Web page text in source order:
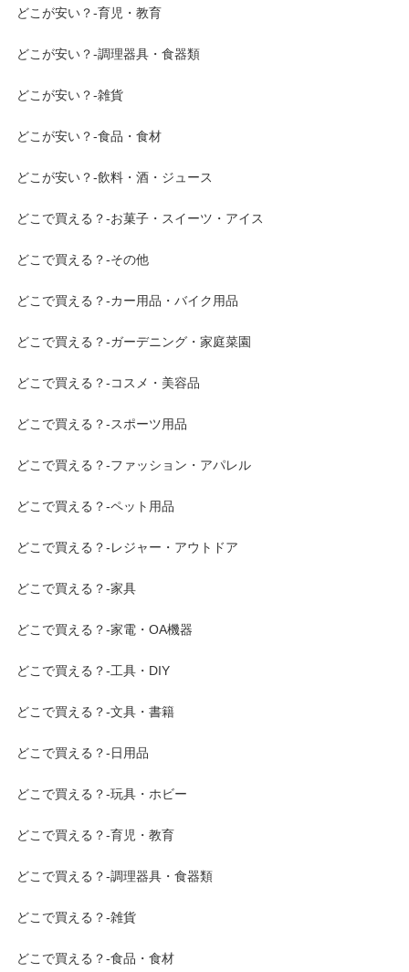
どこが安い？-育児・教育
どこが安い？-調理器具・食器類
どこが安い？-雑貨
どこが安い？-食品・食材
どこが安い？-飲料・酒・ジュース
どこで買える？-お菓子・スイーツ・アイス
どこで買える？-その他
どこで買える？-カー用品・バイク用品
どこで買える？-ガーデニング・家庭菜園
どこで買える？-コスメ・美容品
どこで買える？-スポーツ用品
どこで買える？-ファッション・アパレル
どこで買える？-ペット用品
どこで買える？-レジャー・アウトドア
どこで買える？-家具
どこで買える？-家電・OA機器
どこで買える？-工具・DIY
どこで買える？-文具・書籍
どこで買える？-日用品
どこで買える？-玩具・ホビー
どこで買える？-育児・教育
どこで買える？-調理器具・食器類
どこで買える？-雑貨
どこで買える？-食品・食材